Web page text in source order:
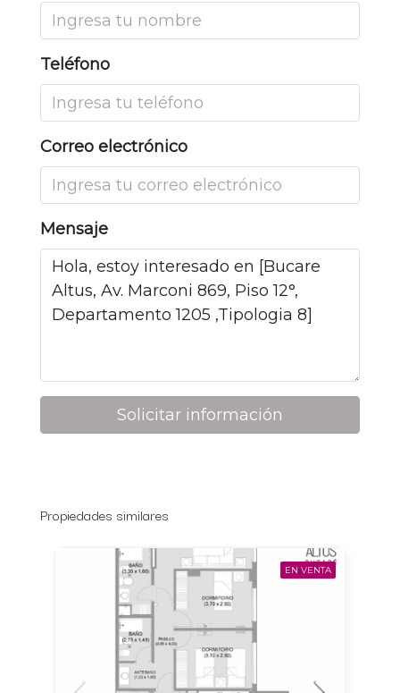
Teléfono
Correo electrónico
Mensaje
Solicitar información
Propiedades similares
EN VENTA